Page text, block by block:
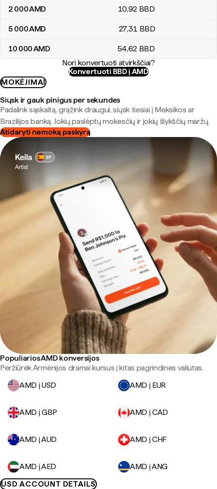
2 000AMD 10,92 BBD
5 000AMD 27,31 BBD
10 000AMD 54,62 BBD
Nori konvertuoti atvirkščiai?
Konvertuoti BBD į AMD
MOKĖJIMAI
Siųsk ir gauk pinigus per sekundes
Padalink sąskaitą, grąžink draugui, siųsk tiesiai į Meksikos ar
Brazilijos banką. Jokių paslėptų mokesčių ir jokių šlykščių maržų.
Atidaryti nemoką paskyrą
Populiarios AMD konversijos
Peržiūrėk Armėnijos dramai kursus į kitas pagrindines valiutas.
AMD į USD
AMD į EUR
AMD į GBP AMD į CAD
AMD į AUD AMD į CHF
AMD į AED
AMD į ANG
USD ACCOUNT DETAILS